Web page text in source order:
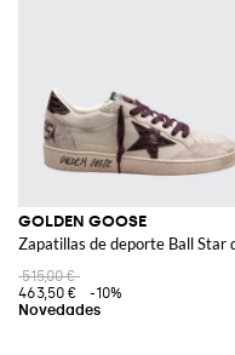
GOLDEN GOOSE
Zapatillas de deporte Ball Star
515,00 €
463,50 €
-10%